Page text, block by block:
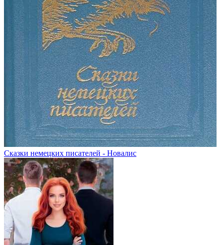
Сказки немецких писателей - Новалис